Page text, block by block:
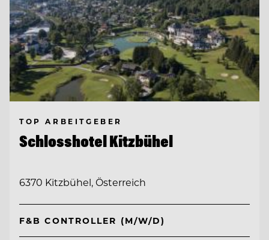
TOP ARBEITGEBER
Schlosshotel Kitzbühel
6370 Kitzbühel, Österreich
F&B CONTROLLER (M/W/D)